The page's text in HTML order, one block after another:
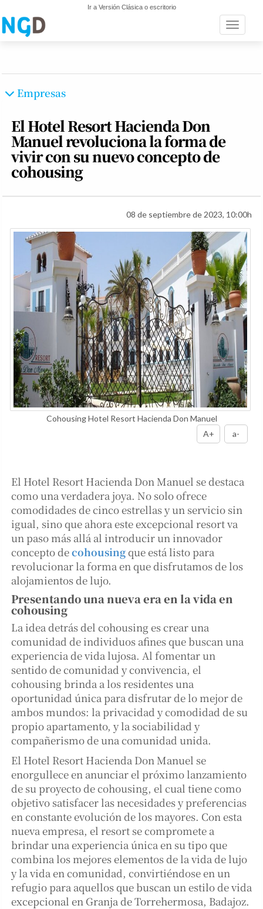
Ir a Versión Clásica o escritorio
Toggle
Empresas
El Hotel Resort Hacienda Don
Manuel revoluciona la forma de
vivir con su nuevo concepto de
cohousing
08 de septiembre de 2023, 10:00h
Cohousing Hotel Resort Hacienda Don Manuel
A+
a-
El Hotel Resort Hacienda Don Manuel se destaca
como una verdadera joya. No solo ofrece
comodidades de cinco estrellas y un servicio sin
igual, sino que ahora este excepcional resort va
un paso más allá al introducir un innovador
concepto decohousingque está listo para
revolucionar la forma en que disfrutamos de los
alojamientos de lujo.
Presentando una nueva era en la vida en
cohousing
La idea detrás del cohousing es crear una
comunidad de individuos afines que buscan una
experiencia de vida lujosa. Al fomentar un
sentido de comunidad y convivencia, el
cohousing brinda a los residentes una
oportunidad única para disfrutar de lo mejor de
ambos mundos: la privacidad y comodidad de su
propio apartamento, y la sociabilidad y
compañerismo de una comunidad unida.
El Hotel Resort Hacienda Don Manuel se
enorgullece en anunciar el próximo lanzamiento
de su proyecto de cohousing, el cual tiene como
objetivo satisfacer las necesidades y preferencias
en constante evolución de los mayores. Con esta
nueva empresa, el resort se compromete a
brindar una experiencia única en su tipo que
combina los mejores elementos de la vida de lujo
y la vida en comunidad, convirtiéndose en un
refugio para aquellos que buscan un estilo de vida
excepcional en Granja de Torrehermosa, Badajoz.